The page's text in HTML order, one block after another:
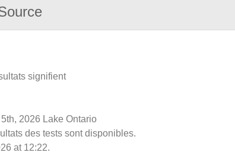
signifient
2026 Lake Ontario
des tests sont disponibles.
at 12:22.